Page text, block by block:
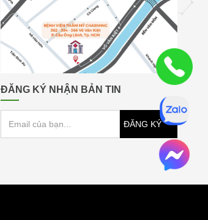
ĐĂNG KÝ NHẬN BẢN TIN
ĐĂNG KÝ